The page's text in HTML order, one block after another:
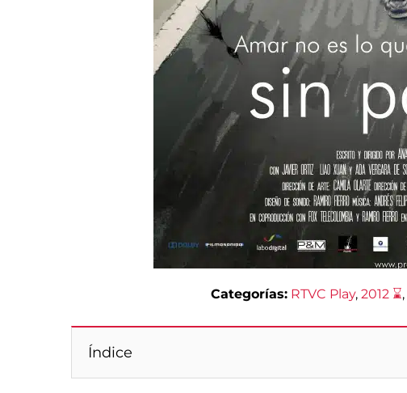
Categorías: RTVC Play, 2012 ⌛,
Índice